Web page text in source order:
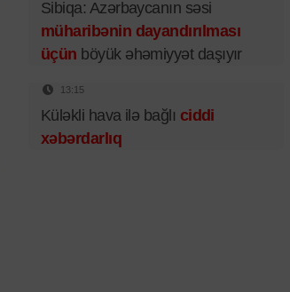
Sibiqa: Azərbaycanın səsi
müharibənin dayandırılması
üçün böyük əhəmiyyət daşıyır
13:15
Küləkli hava ilə bağlı ciddi
xəbərdarlıq